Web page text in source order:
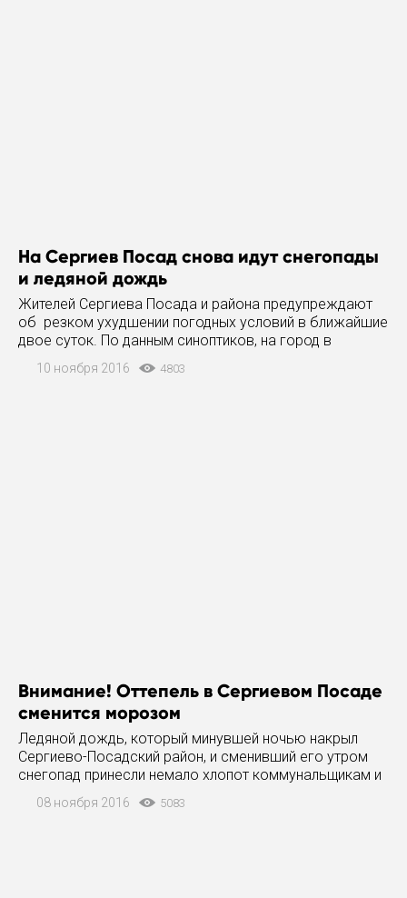
На Сергиев Посад снова идут снегопады
и ледяной дождь
Жителей Сергиева Посада и района предупреждают
об резком ухудшении погодных условий в ближайшие
двое суток. По данным синоптиков, на город в
переходящие в дождь, что может вызвать гололед на
10 ноября 2016 4803
Внимание! Оттепель в Сергиевом Посаде
сменится морозом
Ледяной дождь, который минувшей ночью накрыл
Сергиево-Посадский район, и сменивший его утром
снегопад принесли немало хлопот коммунальщикам и
неприятностей жителям. Из-за тяжести ледяного слоя,
повалены много деревьев, которые повредили линии
08 ноября 2016 5083